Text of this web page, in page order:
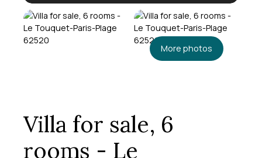
More photos
Villa for sale, 6
rooms - Le